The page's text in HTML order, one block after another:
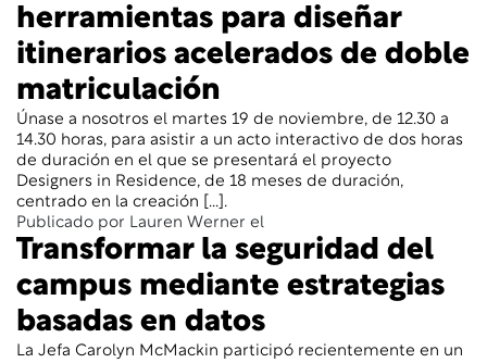
herramientas para diseñar
itinerarios acelerados de doble
matriculación
Únase a nosotros el martes 19 de noviembre, de 12.30 a
14.30 horas, para asistir a un acto interactivo de dos horas
de duración en el que se presentará el proyecto
Designers in Residence, de 18 meses de duración,
centrado en la creación [...].
Publicado por Lauren Werner el
Transformar la seguridad del
campus mediante estrategias
basadas en datos
La Jefa Carolyn McMackin participó recientemente en un